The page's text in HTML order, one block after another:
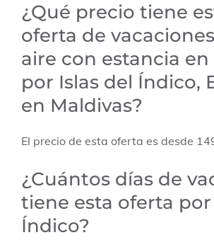
¿Qué precio tiene
oferta de
aire con estancia en
por Islas del Índico,
en Maldivas?
El precio de esta oferta es desde
¿Cuántos días de
tiene esta oferta por
Índico?